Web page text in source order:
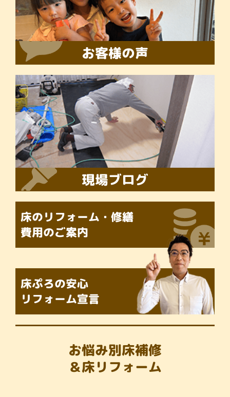
お客様の声
現場ブログ
床のリフォーム・修繕
費用のご案内
床ぷろの安心
リフォーム宣言
お悩み別床補修
＆床リフォーム